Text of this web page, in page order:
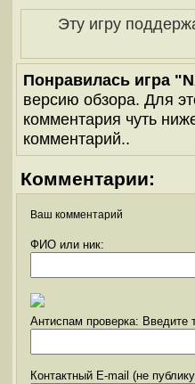
Эту игру
Понравилась игра
версию обзора. Для
комментария чуть
комментарий..
Комментарии:
Ваш комментарий
ФИО или ник:
Антиспам проверка: Введите
Контактный E-mail (не